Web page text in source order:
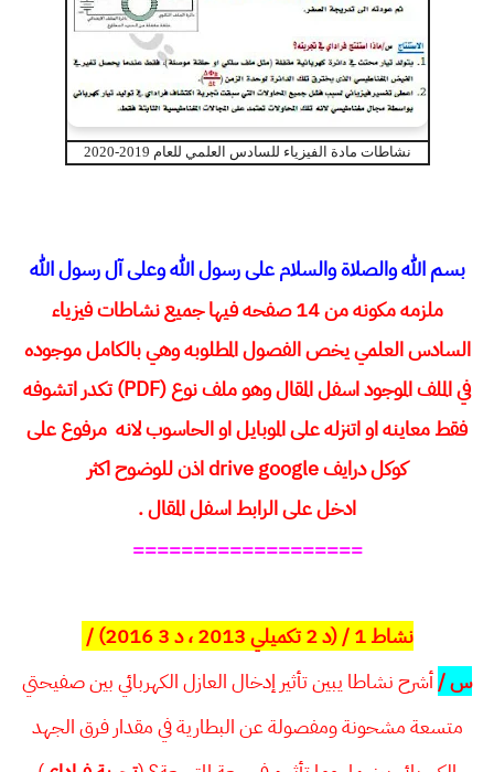
نشاطات مادة الفيزياء للسادس العلمي للعام 2019-2020
بسم الله والصلاة والسلام على رسول الله وعلى آل رسول الله
ملزمه مكونه من 14 صفحه فيها جميع نشاطات فيزياء
السادس العلمي يخص الفصول المطلوبه وهي بالكامل موجوده
في الملف الموجود اسفل المقال وهو ملف نوع (PDF) تكدر اتشوفه
فقط معاينه او اتنزله على الموبايل او الحاسوب لانه مرفوع على
كوكل درايف drive google اذن للوضوح اكثر
ادخل على الرابط اسفل المقال .
===================
نشاط 1 / (د 2 تكميلي 2013 ، د 3 2016) /
س /أشرح نشاطا يبين تأثير إدخال العازل الكهربائي بين صفيحتي
متسعة مشحونة ومفصولة عن البطارية في مقدار فرق الجهد